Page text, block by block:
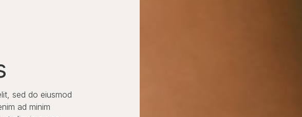
sed do eiusmod
ad minim